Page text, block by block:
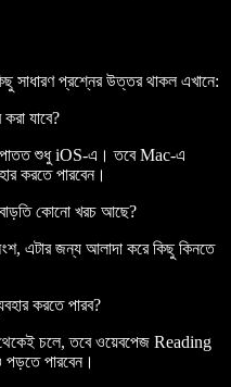
সাধারণ প্রশ্নের উত্তর থাকল এখানে:
যাবে?
শুধু iOS-এ। তবে Mac-এ
করতে পারবেন।
কোনো খরচ আছে?
এটার জন্য আলাদা করে কিছু কিনতে
করতে পারব?
চলে, তবে ওয়েবপেজ Reading
পারবেন।